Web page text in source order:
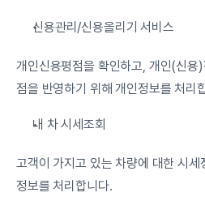
신용관리/신용올리기 서비스
개인신용평점을 확인하고, 개인(신용
점을 반영하기 위해 개인정보를 처리
내 차 시세조회
고객이 가지고 있는 차량에 대한 시
정보를 처리합니다.